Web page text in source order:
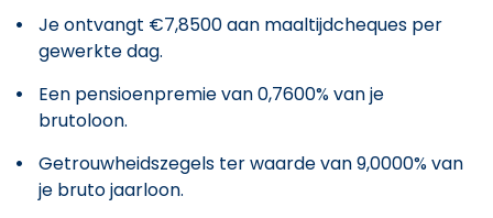
Je ontvangt €7,8500 aan maaltijdcheques per
gewerkte dag.
Een pensioenpremie van 0,7600% van je
brutoloon.
Getrouwheidszegels ter waarde van 9,0000% van
je bruto jaarloon.